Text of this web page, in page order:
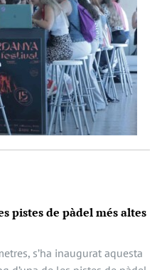
pistes de pàdel més altes
s’ha inaugurat aquesta